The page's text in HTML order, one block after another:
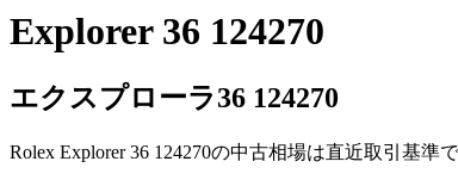
Explorer 36 124270
エクスプローラ36 124270
Rolex Explorer 36 124270の中古相場は直近取引基